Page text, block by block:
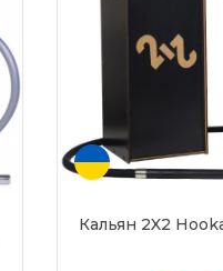
Кальян 2X2